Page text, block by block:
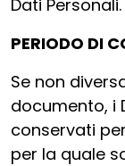
Dati Personali.
PERIODO DI
Se non
documento, i
conservati
per la quale